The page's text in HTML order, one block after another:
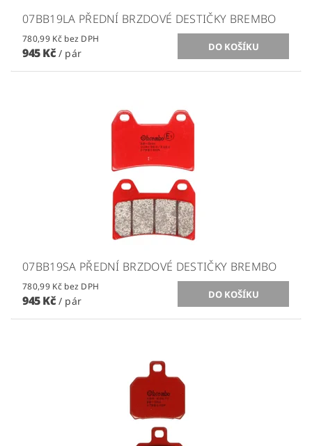
07BB19LA PŘEDNÍ BRZDOVÉ DESTIČKY BREMBO
780,99 Kč bez DPH
945 Kč / pár
07BB19SA PŘEDNÍ BRZDOVÉ DESTIČKY BREMBO
780,99 Kč bez DPH
945 Kč / pár